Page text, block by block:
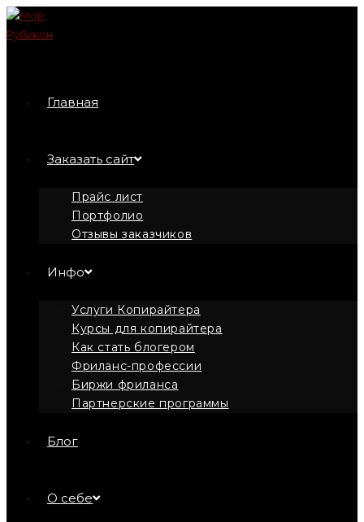
Перейти
к
Главная
Заказать сайт
Прайс лист
Портфолио
Отзывы заказчиков
Инфо
Услуги Копирайтера
Курсы для копирайтера
Как стать блогером
Фриланс-профессии
Биржи фриланса
Партнерские программы
Блог
О себе